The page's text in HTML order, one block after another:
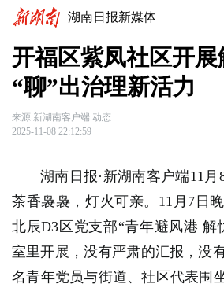
湖南日报新媒体
开福区紫凤社区开
“聊”出治理新活力
来源:新湖南客户端.动态
2025-11-08 22:12:59
湖南日报·新湖南客户端11
茶香袅袅，灯火可亲。11月7日
北辰D3区党支部“青年避风港 解
室里开展，没有严肃的汇报，没
名青年党员与街道、社区代表围